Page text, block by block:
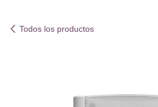
Todos los productos